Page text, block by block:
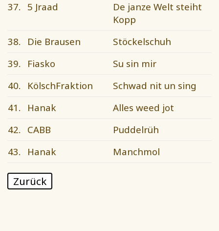
37. 5 Jraad
De janze Welt steiht
Kopp
38.
Die Brausen
Stöckelschuh
39.
Fiasko
Su sin mir
40.
KölschFraktion
Schwad nit un sing
41.
Hanak
Alles weed jot
42.
CABB
Puddelrüh
43.
Hanak Manchmol
Zurück